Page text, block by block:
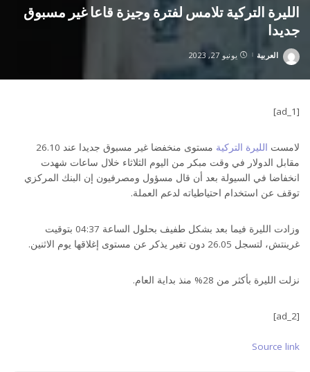
الليرة التركية تلامس لفترة وجيزة قاعا غير مسبوق
جديدا
Posted
العربية يونيو 27, 2023
[ad_1]
لامست الليرة التركية
مستوى منخفضا غير مسبوق جديدا عند 26.10
مقابل الدولار في وقت مبكر من اليوم الثلاثاء خلال ساعات شهدت
انخفاضا في السيولة بعد أن قال مسؤول ومصرفيون إن البنك المركزي
توقف عن استخدام احتياطياته لدعم العملة.
وزادت الليرة فيما بعد بشكل طفيف بحلول الساعة 04:37 بتوقيت
غرينتش، لتسجل 26.05 دون تغير يذكر عن مستوى إغلاقها يوم الاثنين.
نزلت الليرة بأكثر من 28% منذ بداية العام.
[ad_2]
Source link